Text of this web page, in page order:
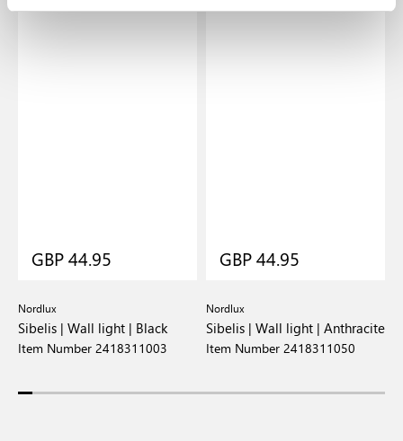
GBP 44.95
Nordlux
Sibelis | Wall light | Black
Item Number 2418311003
GBP 44.95
Nordlux
Sibelis | Wall light | Anthracite
Item Number 2418311050